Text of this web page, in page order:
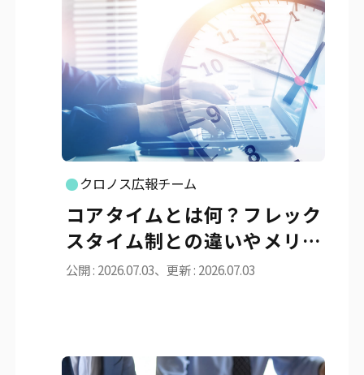
クロノス広報チーム
コアタイムとは何？フレック
スタイム制との違いやメリッ
ト・導入手順を徹底解説
公開 : 2026.07.03、更新 : 2026.07.03